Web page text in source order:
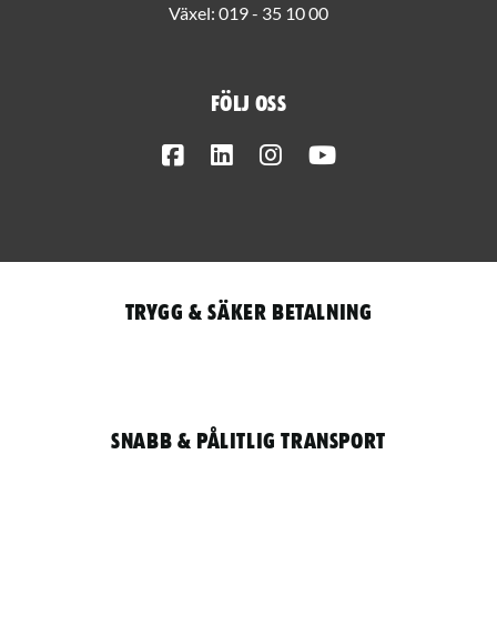
Växel: 019 - 35 10 00
Följ oss
FacebookLinkedInInstagram
Trygg & säker betalning
Snabb & pålitlig transport